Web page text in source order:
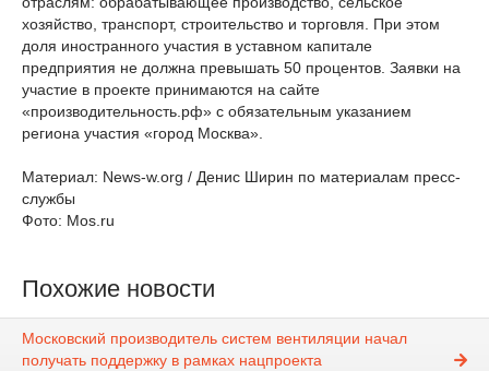
хозяйство, транспорт, строительство и торговля. При этом
доля иностранного участия в уставном капитале
предприятия не должна превышать 50 процентов. Заявки на
участие в проекте принимаются на сайте
«производительность.рф» с обязательным указанием
региона участия «город Москва».
Материал: News-w.org / Денис Ширин по материалам пресс-
службы
Фото: Mos.ru
Похожие новости
Московский производитель систем вентиляции начал
получать поддержку в рамках нацпроекта